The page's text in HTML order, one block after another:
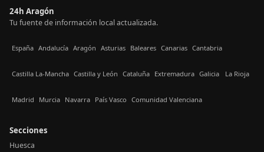
24h Aragón
Tu fuente de información local actualizada.
España Andalucía Aragón Asturias Baleares Canarias Cantabria
Castilla La-Mancha Castilla y León Cataluña Extremadura Galicia La Rioja
Madrid Murcia Navarra País Vasco Comunidad Valenciana
Secciones
Huesca